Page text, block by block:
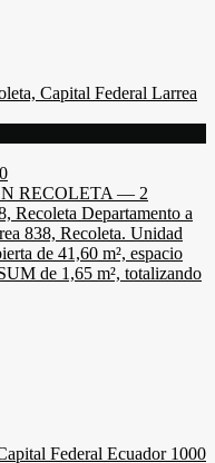
RECOLETA — 2
Recoleta Departamento a
838, Recoleta. Unidad
de 41,60 m², espacio
de 1,65 m², totalizando